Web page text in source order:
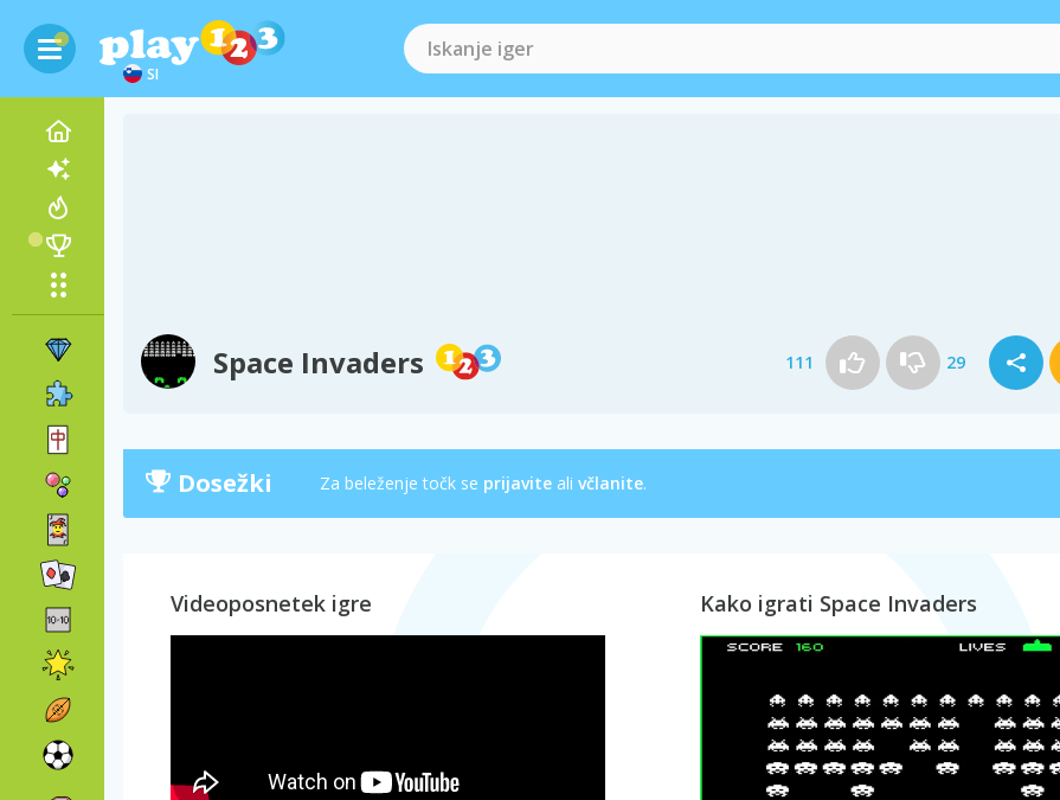
SI
Space Invaders 111 29
Dosežki Za beleženje točk se prijavite ali včlanite.
Videoposnetek igre Kako igrati Space Invaders